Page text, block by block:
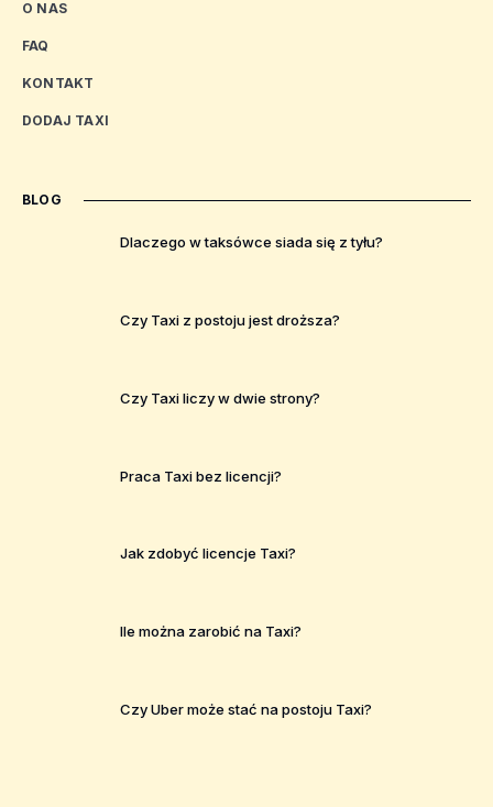
O NAS
FAQ
KONTAKT
DODAJ TAXI
BLOG
Dlaczego w taksówce siada się z tyłu?
Czy Taxi z postoju jest droższa?
Czy Taxi liczy w dwie strony?
Praca Taxi bez licencji?
Jak zdobyć licencje Taxi?
Ile można zarobić na Taxi?
Czy Uber może stać na postoju Taxi?